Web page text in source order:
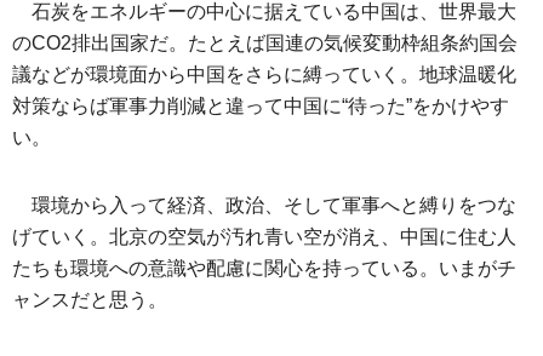
石炭をエネルギーの中心に据えている中国は、世界最大
のCO2排出国家だ。たとえば国連の気候変動枠組条約国会
議などが環境面から中国をさらに縛っていく。地球温暖化
対策ならば軍事力削減と違って中国に“待った”をかけやす
い。
環境から入って経済、政治、そして軍事へと縛りをつな
げていく。北京の空気が汚れ青い空が消え、中国に住む人
たちも環境への意識や配慮に関心を持っている。いまがチ
ャンスだと思う。